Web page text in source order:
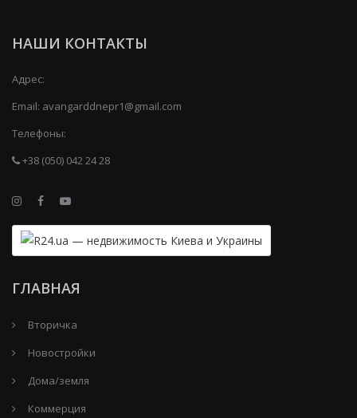
НАШИ КОНТАКТЫ
Адрес:
Email: avangarddnepr1@gmail.com
Телефоны:
+38 (050) 042 24 28
ГЛАВНАЯ
Вторичка
Новостройки
Дома/земля
Коммерция